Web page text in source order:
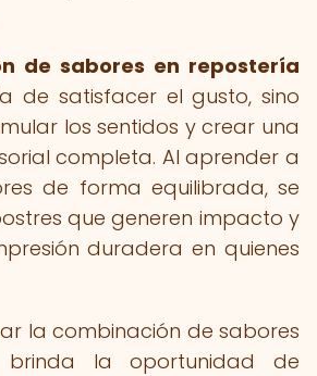
de sabores en repostería
de satisfacer el gusto, sino
los sentidos y crear una
completa. Al aprender a
de forma equilibrada, se
que generen impacto y
duradera en quienes
la combinación de sabores
brinda la oportunidad de